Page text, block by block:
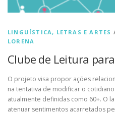
LINGUÍSTICA, LETRAS E ARTES
LORENA
Clube de Leitura
O projeto visa propor ações
na tentativa de modificar o
atualmente definidas como 60+. O
atenuar sentimentos acarretados